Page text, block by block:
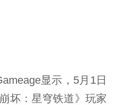
显示，5月1日
坏：星穹铁道》玩家